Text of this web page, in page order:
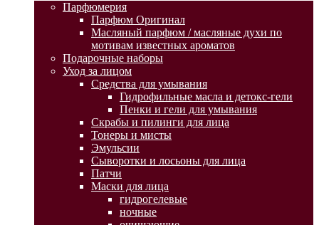
Парфюмерия
Парфюм Оригинал
Масляный парфюм / масляные духи по
мотивам известных ароматов
Подарочные наборы
Уход за лицом
Средства для умывания
Гидрофильные масла и детокс-гели
Пенки и гели для умывания
Скрабы и пилинги для лица
Тонеры и мисты
Эмульсии
Сыворотки и лосьоны для лица
Патчи
Маски для лица
гидрогелевые
ночные